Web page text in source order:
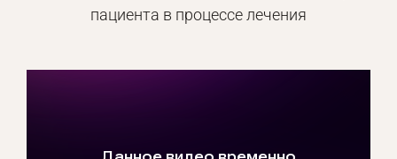
пациента в процессе лечения